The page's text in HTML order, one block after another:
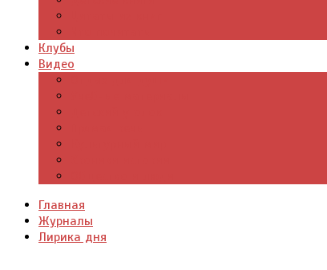
Клубы
Видео
Главная
Журналы
Лирика дня